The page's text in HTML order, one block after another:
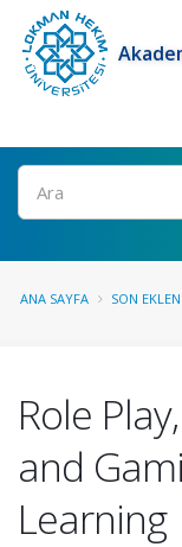
Ara
ANA SAYFA SON
Role
and
Learning